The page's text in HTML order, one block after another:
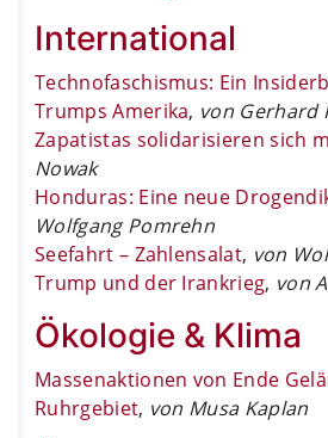
International
Technofaschismus: Ein
Trumps Amerika, von Gerhard
Zapatistas solidarisieren sich
Nowak
Honduras: Eine neue
Wolfgang Pomrehn
Seefahrt – Zahlensalat, von
Trump und der Irankrieg, von
Ökologie & Klima
Massenaktionen von Ende
Ruhrgebiet, von Musa Kaplan